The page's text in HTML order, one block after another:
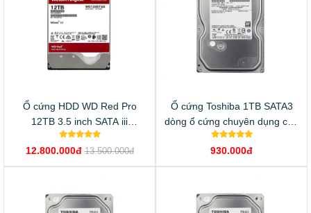
Ổ cứng HDD WD Red Pro
12TB 3.5 inch SATA iii
WD121KFBX
12.800.000đ 13.500.000đ
Ổ cứng Toshiba 1TB SATA3
dòng ổ cứng chuyên dụng cho
camera
930.000đ